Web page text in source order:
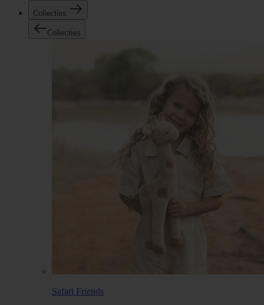
Collecties
Collecties
Safari Friends